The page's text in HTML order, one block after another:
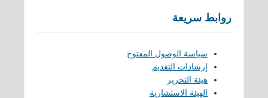
روابط سريعة
سياسة الوصول المفتوح
إرشادات التقديم
هيئة التحرير
الهيئة الاستشارية